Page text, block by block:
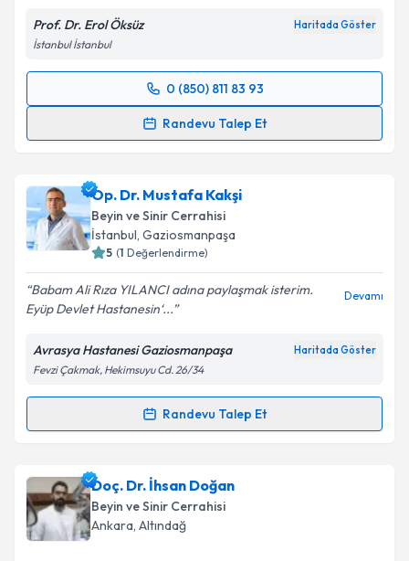
Prof. Dr. Erol Öksüz Haritada Göster
İstanbul İstanbul
0 (850) 811 83 93
Randevu Talep Et
Randevu Takvimi Talebi
takvim hazırlandığında e-posta ile bilgilendireceğiz.
E-posta Adresiniz
kapsamda işlenmesini kabul ediyorum.
Takvim Talebini Gönder
Op. Dr. Mustafa Kakşi
Beyin ve Sinir Cerrahisi
İstanbul, Gaziosmanpaşa
5 (1 Değerlendirme)
Babam Ali Rıza YILANCI adına paylaşmak isterim.
Eyüp Devlet Hastanesin‘...
Devamı
Avrasya Hastanesi Gaziosmanpaşa Haritada Göster
Fevzi Çakmak, Hekimsuyu Cd. 26/34
Randevu Talep Et
Randevu Takvimi Talebi
Op. Dr. Mustafa Kakşiiçin randevu takvimi talebi
oluşturun. Size bu uzmandan randevu almanız için bir
takvim hazırlandığında e-posta ile bilgilendireceğiz.
Doç. Dr. İhsan Doğan
Beyin ve Sinir Cerrahisi
Ankara, Altındağ